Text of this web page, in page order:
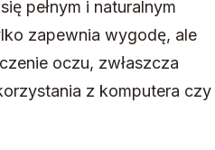
pełnym i naturalnym
zapewnia wygodę, ale
oczu, zwłaszcza
z komputera czy